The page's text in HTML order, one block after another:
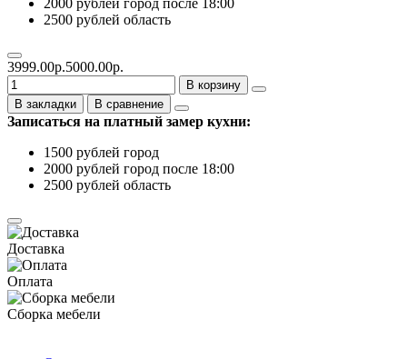
2500 рублей область
3999.00р.5000.00р.
В корзину
В закладки
В сравнение
Записаться на платный замер кухни:
1500 рублей город
2000 рублей город после 18:00
2500 рублей область
Доставка
Оплата
Сборка мебели